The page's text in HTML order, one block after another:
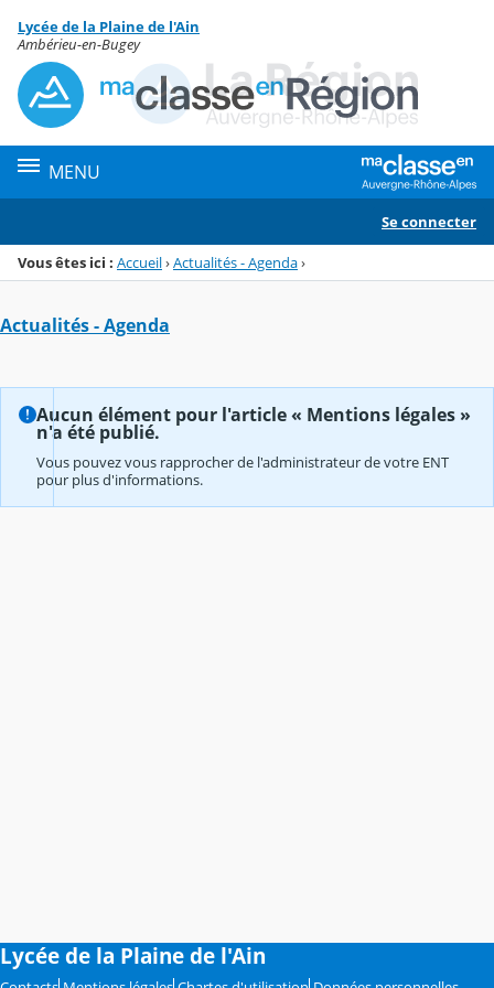
Menu de la rubrique
Contenu
Lycée de la Plaine de l'Ain
Ambérieu-en-Bugey
MENU
Se connecter
Vous êtes ici : Accueil›Actualités - Agenda›
Actualités - Agenda
Aucun élément pour l'article « Mentions légales »
n'a été publié.
Vous pouvez vous rapprocher de l'administrateur de votre ENT
pour plus d'informations.
Lycée de la Plaine de l'Ain